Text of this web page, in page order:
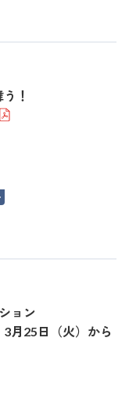
！
ョン
月25日（火）から